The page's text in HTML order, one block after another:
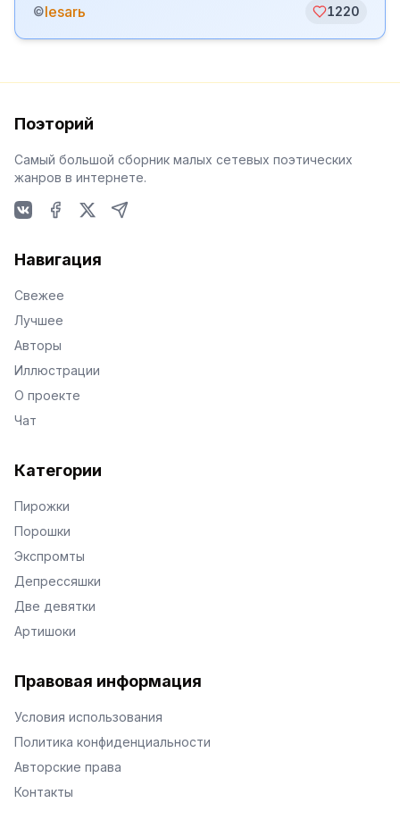
©lesarь 1220
Поэторий
Самый большой сборник малых сетевых поэтических
жанров в интернете.
Навигация
Свежее
Лучшее
Авторы
Иллюстрации
О проекте
Чат
Категории
Пирожки
Порошки
Экспромты
Депрессяшки
Две девятки
Артишоки
Правовая информация
Условия использования
Политика конфиденциальности
Авторские права
Контакты